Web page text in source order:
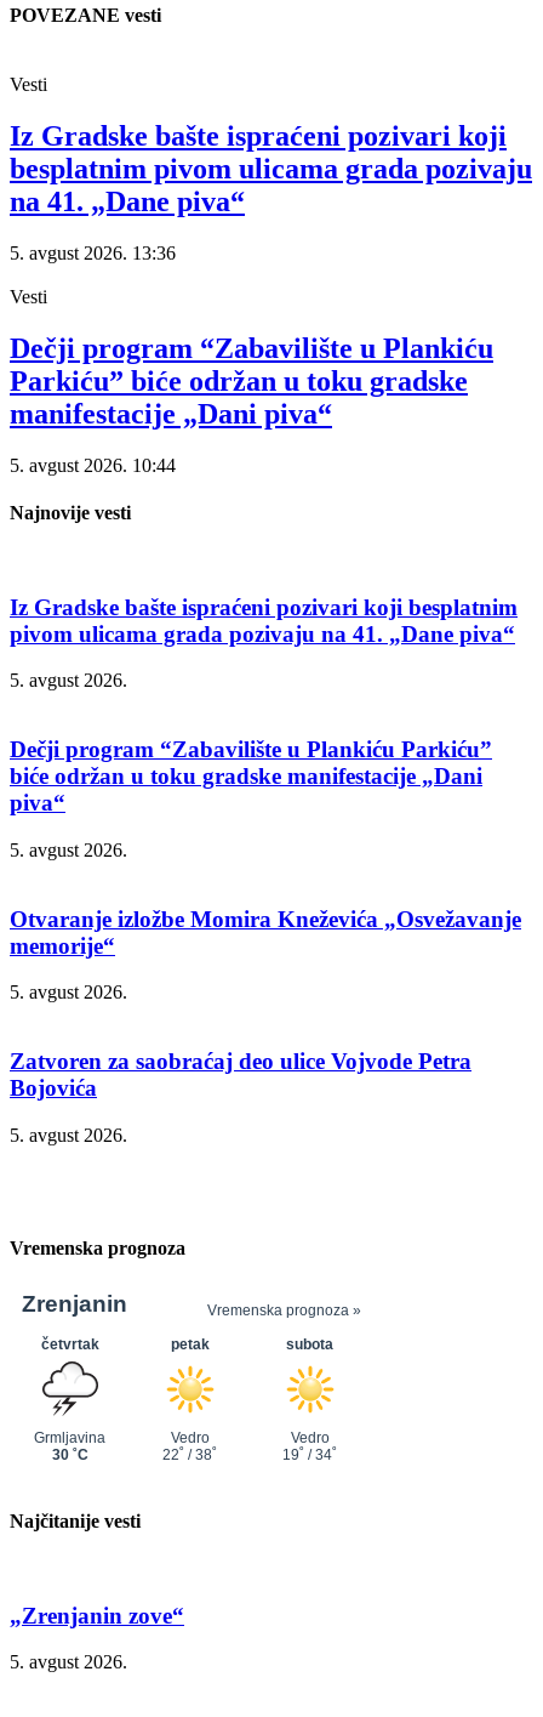
POVEZANE vesti
Vesti
Iz Gradske bašte ispraćeni pozivari koji
besplatnim pivom ulicama grada pozivaju
na 41. „Dane piva“
5. avgust 2026. 13:36
Vesti
Dečji program “Zabavilište u Plankiću
Parkiću” biće održan u toku gradske
manifestacije „Dani piva“
5. avgust 2026. 10:44
Najnovije vesti
Iz Gradske bašte ispraćeni pozivari koji besplatnim
pivom ulicama grada pozivaju na 41. „Dane piva“
5. avgust 2026.
Dečji program “Zabavilište u Plankiću Parkiću”
biće održan u toku gradske manifestacije „Dani
piva“
5. avgust 2026.
Otvaranje izložbe Momira Kneževića „Osvežavanje
memorije“
5. avgust 2026.
Zatvoren za saobraćaj deo ulice Vojvode Petra
Bojovića
5. avgust 2026.
Vremenska prognoza
Najčitanije vesti
„Zrenjanin zove“
5. avgust 2026.